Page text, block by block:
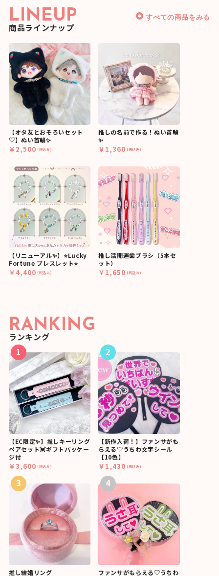
LINEUP
商品ラインナップ
すべての商品をみる
【オタ友とおそろいセット
♡】ぬい首輪✨
￥2,500 (税込み)
推しの名前で作る！ぬい首輪
✨
￥1,360 (税込み)
【リニューアル✨】⭐Lucky
Fortune ブレスレット⭐
￥4,400 (税込み)
推し活開運歯ブラシ（5本セ
ット）
￥1,650 (税込み)
RANKING
ランキング
1
【EC限定✨】推しキーリング
ペアセット💓ギフトパッケー
ジ付
￥3,600 (税込み)
2
【新作入荷！】ファンサがも
らえる♡うちわ文字シール
【10色】
￥1,430 (税込み)
3
推し結婚リング
4
ファンサがもらえる♡うちわ